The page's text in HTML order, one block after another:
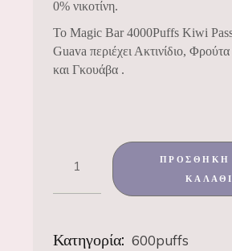
0% νικοτίνη.
Το Magic Bar 4000Puffs Kiwi
Guava περιέχει Ακτινίδιο,
και Γκουάβα .
ΠΡΟΣΘΉΚΗ
ΚΑΛΆΘΙ
Κατηγορία: 600puffs